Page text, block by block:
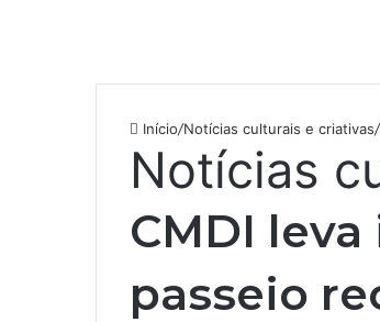
Início/Notícias culturais e criativas/
Notícias
CMDI
passeio